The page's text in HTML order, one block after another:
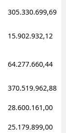
305.330.699,69
15.902.932,12
64.277.660,44
370.519.962,88
28.600.161,00
25.179.899,00